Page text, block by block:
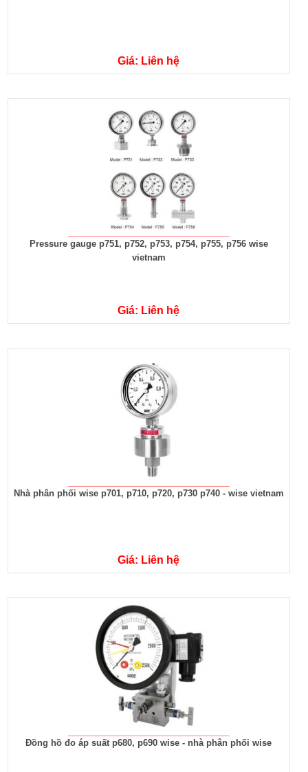
Giá: Liên hệ
Pressure gauge p751, p752, p753, p754, p755, p756 wise
vietnam
Giá: Liên hệ
Nhà phân phối wise p701, p710, p720, p730 p740 - wise vietnam
Giá: Liên hệ
Đồng hồ đo áp suất p680, p690 wise - nhà phân phối wise